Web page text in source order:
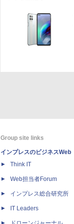
Group site links
インプレスのビジネスWeb
Think IT
Web担当者Forum
インプレス総合研究所
IT Leaders